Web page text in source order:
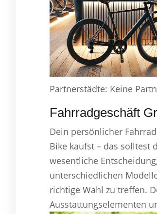
Partnerstädte: Keine
Fahrradgeschäft
Dein persönlicher
Bike kaufst – das solltest
wesentliche
unterschiedlichen
richtige Wahl zu treffen.
Ausstattungselementen